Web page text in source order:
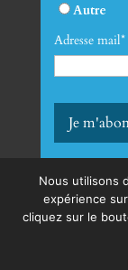
Autre
Adresse mail*
Nous utilisons
expérience
cliquez sur le